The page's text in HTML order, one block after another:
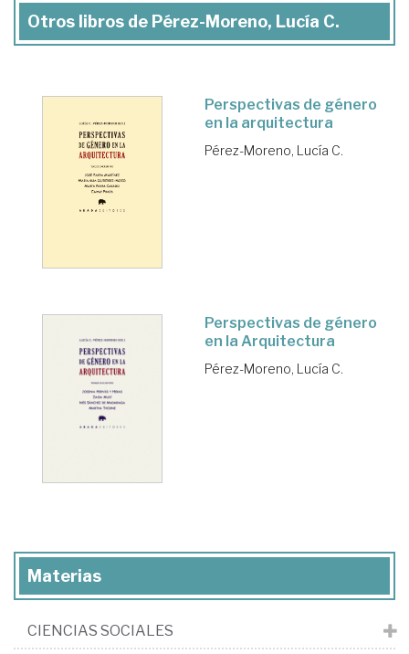
Otros libros de Pérez-Moreno, Lucía C.
Perspectivas de género
en la arquitectura
Pérez-Moreno, Lucía C.
Perspectivas de género
en la Arquitectura
Pérez-Moreno, Lucía C.
Materias
CIENCIAS SOCIALES